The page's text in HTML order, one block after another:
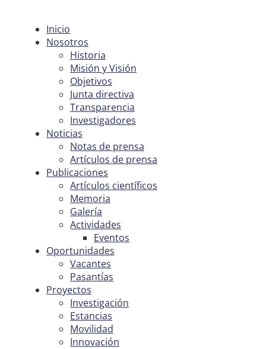
Inicio
Nosotros
Historia
Misión y Visión
Objetivos
Junta directiva
Transparencia
Investigadores
Noticias
Notas de prensa
Artículos de prensa
Publicaciones
Artículos científicos
Memoria
Galería
Actividades
Eventos
Oportunidades
Vacantes
Pasantías
Proyectos
Investigación
Estancias
Movilidad
Innovación